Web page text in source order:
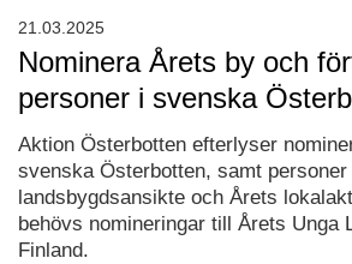
Nominera Årets by och
personer i svenska
Aktion Österbotten efterlyser
svenska Österbotten, samt
landsbygdsansikte och Årets
behövs nomineringar till Årets Unga
Finland.
21.03.2025